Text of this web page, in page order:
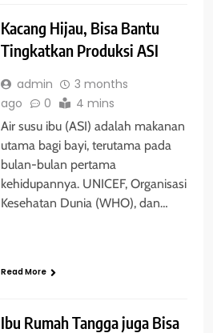
Kacang Hijau, Bisa Bantu
Tingkatkan Produksi ASI
admin
3 months
ago
0 4 mins
Air susu ibu (ASI) adalah makanan
utama bagi bayi, terutama pada
bulan-bulan pertama
kehidupannya. UNICEF, Organisasi
Kesehatan Dunia (WHO), dan…
Read More
Ibu Rumah Tangga juga Bisa